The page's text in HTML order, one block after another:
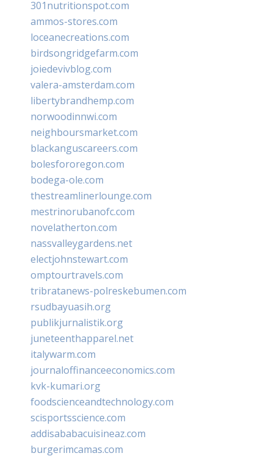
301nutritionspot.com
ammos-stores.com
loceanecreations.com
birdsongridgefarm.com
joiedevivblog.com
valera-amsterdam.com
libertybrandhemp.com
norwoodinnwi.com
neighboursmarket.com
blackanguscareers.com
bolesfororegon.com
bodega-ole.com
thestreamlinerlounge.com
mestrinorubanofc.com
novelatherton.com
nassvalleygardens.net
electjohnstewart.com
omptourtravels.com
tribratanews-polreskebumen.com
rsudbayuasih.org
publikjurnalistik.org
juneteenthapparel.net
italywarm.com
journaloffinanceeconomics.com
kvk-kumari.org
foodscienceandtechnology.com
scisportsscience.com
addisababacuisineaz.com
burgerimcamas.com